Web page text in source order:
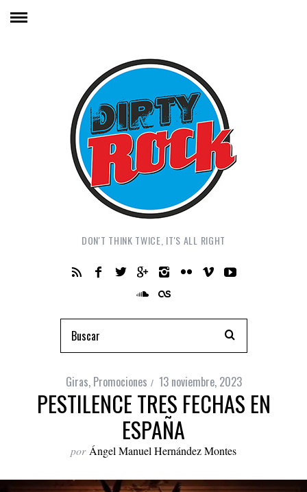
DON'T THINK TWICE, IT'S ALL RIGHT
Giras, Promociones 13 noviembre, 2023
PESTILENCE TRES FECHAS EN
ESPAÑA
por Ángel Manuel Hernández Montes